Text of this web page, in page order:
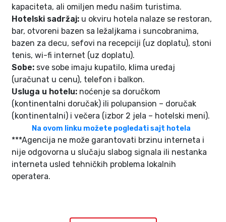
kapaciteta, ali omiljen među našim turistima.
Hotelski sadržaj: u okviru hotela nalaze se restoran,
bar, otvoreni bazen sa ležaljkama i suncobranima,
bazen za decu, sefovi na recepciji (uz doplatu), stoni
tenis, wi-fi internet (uz doplatu).
Sobe: sve sobe imaju kupatilo, klima uređaj
(uračunat u cenu), telefon i balkon.
Usluga u hotelu: noćenje sa doručkom
(kontinentalni doručak) ili polupansion – doručak
(kontinentalni) i večera (izbor 2 jela – hotelski meni).
Na ovom linku možete pogledatisajt hotela
***Agencija ne može garantovati brzinu interneta i
nije odgovorna u slučaju slabog signala ili nestanka
interneta usled tehničkih problema lokalnih
operatera.